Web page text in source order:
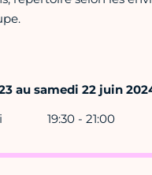
au samedi 22 juin
19:30 - 21:00